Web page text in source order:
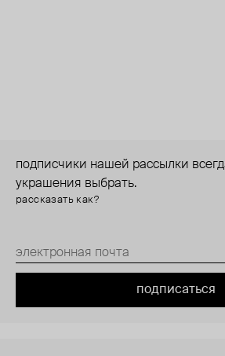
подписчики нашей рассылки
украшения выбрать.
рассказать как?
подписаться